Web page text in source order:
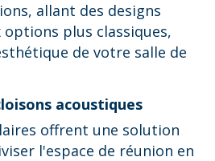
allant des designs
plus classiques,
de votre salle de
acoustiques
offrent une solution
l'espace de réunion en